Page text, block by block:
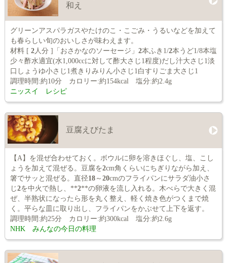
和え
グリーンアスパラガスやたけのこ・こごみ・うるいなどを加えて
も春らしい旬のおいしさが味わえます。
材料 [ 2人分 ]「おさかなのソーセージ」 2本ふき1/2本うど1/8本塩
少々酢水適宜(水1,000ccに対して酢大さじ1程度)だし汁大さじ1淡
口しょうゆ小さじ1煮きりみりん小さじ1白すりごま大さじ1
調理時間:約10分 カロリー:約154kcal 塩分:約2.4g
ニッスイ レシピ
豆腐えびたま
【A】を混ぜ合わせておく。ボウルに卵を溶きほぐし、塩、こし
ょうを加えて混ぜる。豆腐を2cm角くらいにちぎりながら加え、
箸でサッと混ぜる。直径18～ 20cmのフライパンにサラダ油小さ
じ2を中火で熱し、**2**の卵液を流し入れる。木べらで大きく混
ぜ、半熟状になったら形を丸く整え、軽く焼き色がつくまで焼
く。平らな皿に取り出し、フライパンをかぶせて上下を返す。
調理時間:約25分 カロリー:約300kcal 塩分:約2.6g
NHK みんなの今日の料理